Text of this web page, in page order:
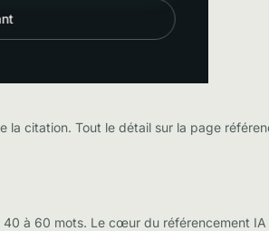
de proximité.
la citation. Tout le détail sur la page
40 à 60 mots. Le cœur du référencement IA